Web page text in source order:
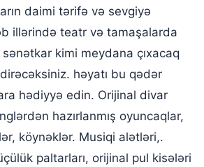
daimi tərifə və sevgiyə
illərində teatr və tamaşalarda
kimi meydana çıxacaq
həyatı bu qədər
hədiyyə edin. Orijinal divar
hazırlanmış oyuncaqlar,
köynəklər. Musiqi alətləri,.
paltarları, orijinal pul kisələri